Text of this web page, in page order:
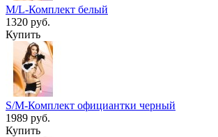
M/L-Комплект белый
1320 руб.
Купить
S/M-Комплект официантки черный
1989 руб.
Купить